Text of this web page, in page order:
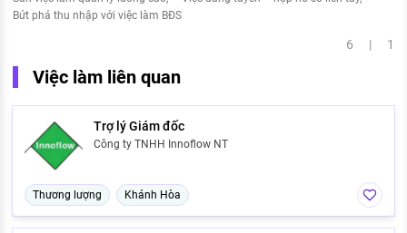
Bứt phá thu nhập với việc làm BĐS
6 | 1
Việc làm liên quan
Trợ lý Giám đốc
Công ty TNHH Innoflow NT
Thương lượng Khánh Hòa